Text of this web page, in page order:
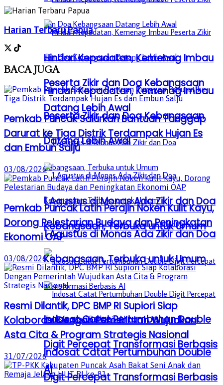
Hindari Kepadatan, Kemenag Imbau
Peserta Zikir dan Doa Kebangsaan
Datang Lebih Awal
1 Agustus di Monas Ada Zikir dan Doa
Kebangsaan, Terbuka untuk Umum
Indosat Catat Pertumbuhan Double
Digit Percepat Transformasi Berbasis
AI
Hindari Kepadatan, Kemenag Imbau
Peserta Zikir dan Doa Kebangsaan
Datang Lebih Awal
1 Agustus di Monas Ada Zikir dan Doa
Kebangsaan, Terbuka untuk Umum
Indosat Catat Pertumbuhan Double
Digit Percepat Transformasi Berbasis
Harian Terbaru Papua
BACAJUGA
Pemkab Puncak Salurkan Bantuan Tanggap
Darurat ke Tiga Distrik Terdampak Hujan Es
dan Embun Salju
03/08/2026
Pemkab Puncak Latih Perajin Noken Kulit Kayu,
Dorong Pelestarian Budaya dan Peningkatan
Ekonomi OAP
03/08/2026
Resmi Dilantik, DPC BMP RI Supiori Siap
Kolaborasi Dengan Pemerintah Wujudkan
Asta Cita & Program Strategis Nasional
31/07/2026